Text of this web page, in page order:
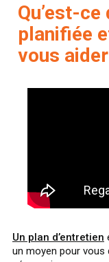
Qu’est-
planifiée
vous
Un plan d’entretien
un moyen pour vous